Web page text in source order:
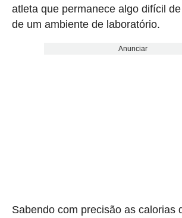
atleta que permanece algo difícil
de um ambiente de laboratório.
Anunciar
Sabendo com precisão as calorias